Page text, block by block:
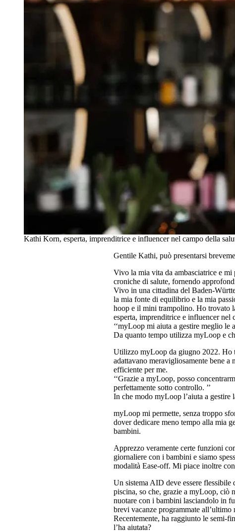
Kathi Korn, esperta, imprenditrice e influencer nel campo della
Gentile Kathi, può presentarsi
Vivo la mia vita da ambasciatrice e
croniche di salute, fornendo
Vivo in una cittadina del Baden-
la mia fonte di equilibrio e la mia
hoop e il mini trampolino. Ho trovato
esperta, imprenditrice e influencer nel
‘‘myLoop mi aiuta a gestire meglio le
Da quanto tempo utilizza myLoop e
Utilizzo myLoop da giugno 2022. Ho
adattavano meravigliosamente bene
efficiente per me.
‘‘Grazie a myLoop, posso
perfettamente sotto controllo. ’’
In che modo myLoop l’aiuta a
myLoop mi permette, senza troppo
dover dedicare meno tempo alla mia
bambini.
Apprezzo veramente certe funzioni
giornaliere con i bambini e siamo
modalità Ease-off. Mi piace inoltre
Un sistema AID deve essere
piscina, so che, grazie a myLoop, ciò
nuotare con i bambini lasciandolo in
brevi vacanze programmate all’ultimo
Recentemente, ha raggiunto le semi-
l’ha aiutata?